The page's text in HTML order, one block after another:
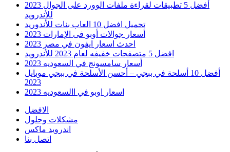
أفضل 5 تطبيقات لقراءة ملفات الوورد على الجوال 2023
للأندرويد
تحميل افضل 10 العاب بنات للأندوريد
أسعار جوالات أوبو فى الإمارات 2023
احدث اسعار ايفون في مصر 2023
افضل 5 متصفحات خفيفه لعام 2023 للأندرويد
أسعار سامسونج في السعوديه 2023
أفضل 10 أسلحة في ببجي – أحسن الأسلحة في ببجي موبايل
2023
اسعار اوبو في االسعوديه 2023
الافضل
مشكلات وحلول
اندرويد ماكس
اتصل بنا